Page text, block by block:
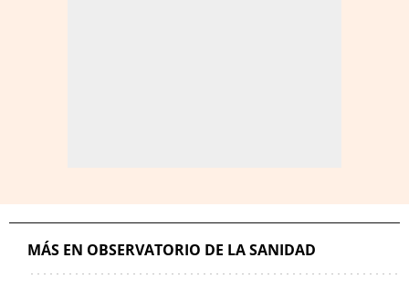
MÁS EN OBSERVATORIO DE LA SANIDAD